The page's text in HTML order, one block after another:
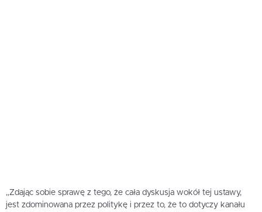
„Zdając sobie sprawę z tego, że cała dyskusja wokół tej ustawy,
jest zdominowana przez politykę i przez to, że to dotyczy kanału